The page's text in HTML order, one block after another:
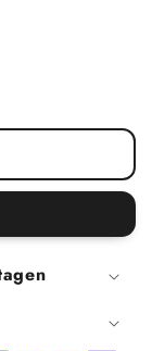
extra vergine
bio